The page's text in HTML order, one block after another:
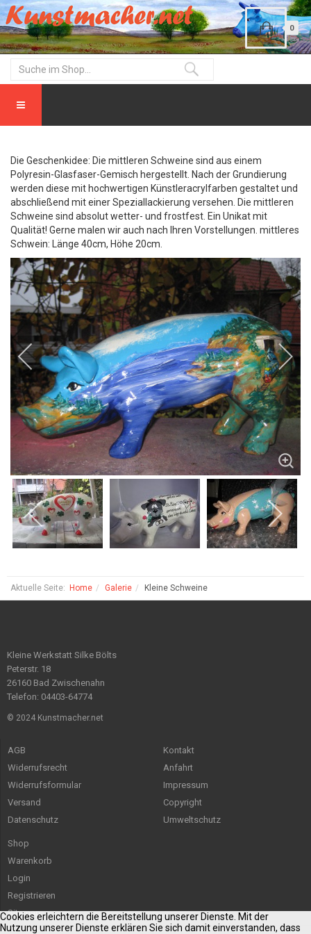
0
Die Geschenkidee: Die mittleren Schweine sind aus einem
Polyresin-Glasfaser-Gemisch hergestellt. Nach der Grundierung
werden diese mit hochwertigen Künstleracrylfarben gestaltet und
abschließend mit einer Speziallackierung versehen. Die mittleren
Schweine sind absolut wetter- und frostfest. Ein Unikat mit
Qualität! Gerne malen wir auch nach Ihren Vorstellungen. mittleres
Schwein: Länge 40cm, Höhe 20cm.
Aktuelle Seite: Home Galerie Kleine Schweine
Kleine Werkstatt Silke Bölts
Peterstr. 18
26160 Bad Zwischenahn
Telefon: 04403-64774
© 2024 Kunstmacher.net
AGB
Widerrufsrecht
Widerrufsformular
Versand
Datenschutz
Kontakt
Anfahrt
Impressum
Copyright
Umweltschutz
Shop
Warenkorb
Login
Registrieren
Sitemap
Cookies erleichtern die Bereitstellung unserer Dienste. Mit der
Nutzung unserer Dienste erklären Sie sich damit einverstanden, dass